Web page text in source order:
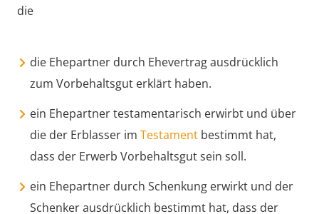
die
die Ehepartner durch Ehevertrag ausdrücklich
zum Vorbehaltsgut erklärt haben.
ein Ehepartner testamentarisch erwirbt und über
die der Erblasser im Testament bestimmt hat,
dass der Erwerb Vorbehaltsgut sein soll.
ein Ehepartner durch Schenkung erwirkt und der
Schenker ausdrücklich bestimmt hat, dass der